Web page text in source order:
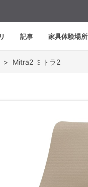
記事 家具体験場所
> Mitra2 ミトラ2